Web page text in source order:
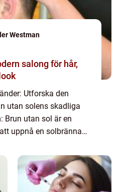
Westman
Utforska den
utan solens skadliga
Brun utan sol är en
uppnå en solbränna
vi att fokusera p...